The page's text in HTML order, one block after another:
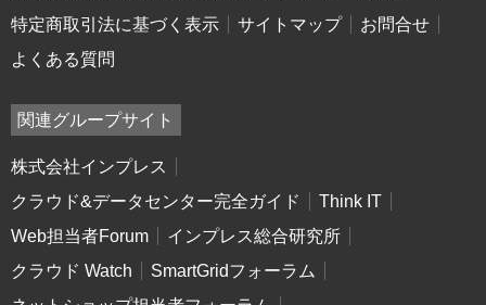
特定商取引法に基づく表示
サイトマップ
お問合せ
よくある質問
関連グループサイト
株式会社インプレス
クラウド&データセンター完全ガイド
Think IT
Web担当者Forum
インプレス総合研究所
クラウド Watch
SmartGridフォーラム